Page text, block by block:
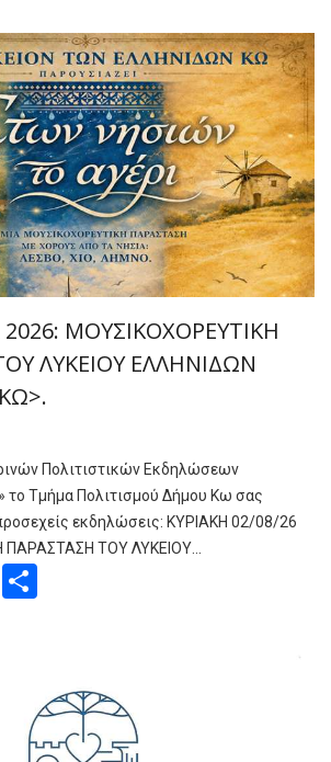
ΜΟΥΣΙΚΟΧΟΡΕΥΤΙΚΗ
ΛΥΚΕΙΟΥ ΕΛΛΗΝΙΔΩΝ
Πολιτιστικών Εκδηλώσεων
το Τμήμα Πολιτισμού Δήμου Κω σας
εκδηλώσεις: ΚΥΡΙΑΚΗ 02/08/26
ΤΟΥ ΛΥΚΕΙΟΥ…
Email